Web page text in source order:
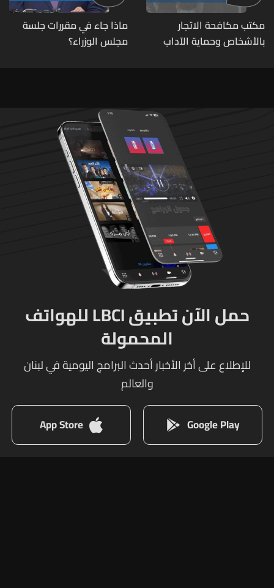
مكتب مكافحة الاتجار
بالأشخاص وحماية الآداب
ماذا جاء في مقررات جلسة
مجلس الوزراء؟
حمل الآن تطبيق LBCI للهواتف
المحمولة
للإطلاع على أخر الأخبار أحدث البرامج اليومية في لبنان
والعالم
Google Play
App Store